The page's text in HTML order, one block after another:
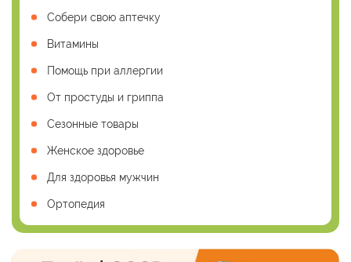
Собери свою аптечку
Витамины
Помощь при аллергии
От простуды и гриппа
Сезонные товары
Женское здоровье
Для здоровья мужчин
Ортопедия